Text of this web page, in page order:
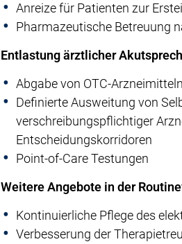
Anreize für Patienten zur
Pharmazeutische Betreuung
Entlastung ärztlicher
Abgabe von OTC-
Definierte Ausweitung von
verschreibungspflichtiger
Entscheidungskorridoren
Point-of-Care Testungen
Weitere Angebote in der
Kontinuierliche Pflege des
Verbesserung der